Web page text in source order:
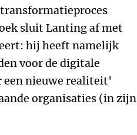
sluit Lanting af met
hij heeft namelijk
voor de digitale
een nieuwe realiteit'
organisaties (in zijn